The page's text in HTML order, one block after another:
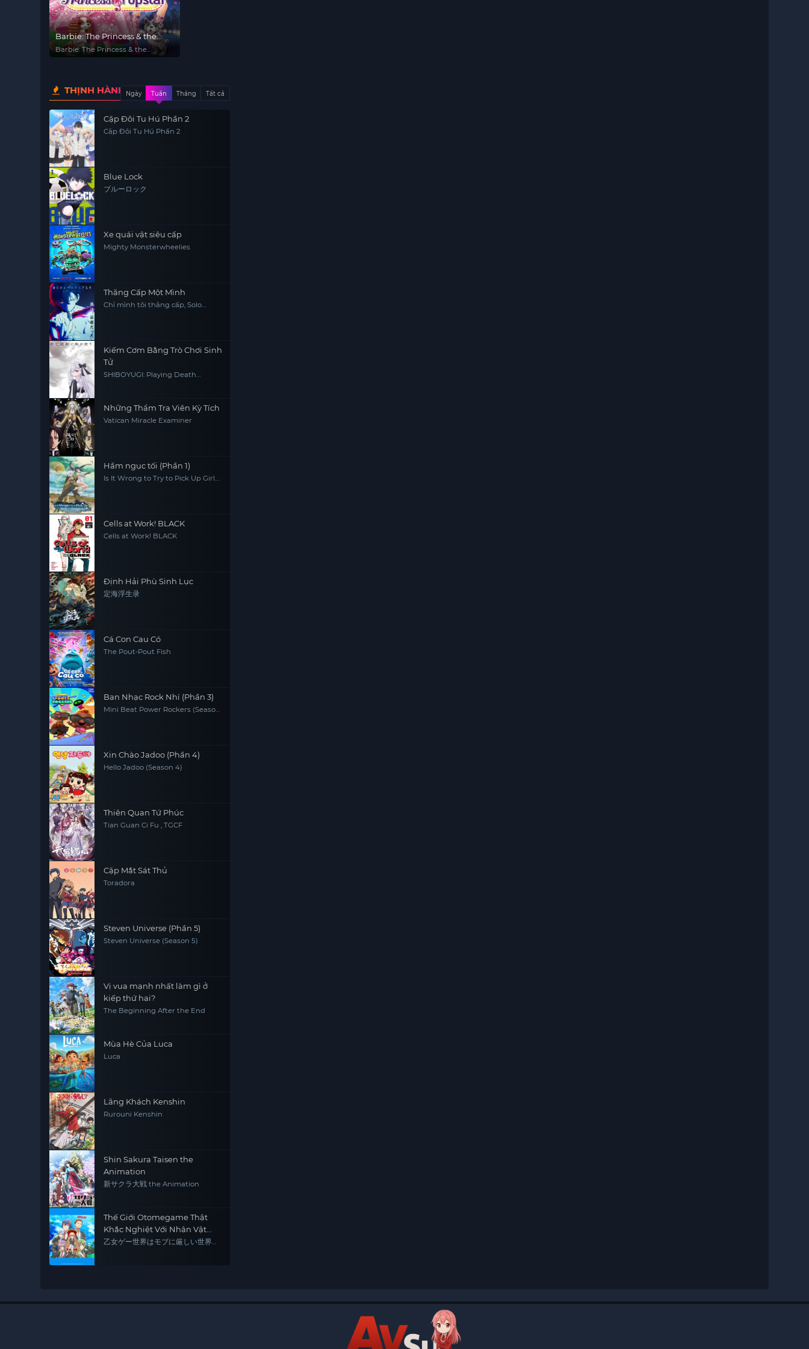
Barbie: The Princess & the
Popstar
Barbie: The Princess & the
THỊNH HÀNHNgày Tuần Tháng Tất cả
Cặp Đôi Tu Hú Phần 2
Cặp Đôi Tu Hú Phần 2
Blue Lock
ブルーロック
Xe quái vật siêu cấp
Mighty Monsterwheelies
Thăng Cấp Một Mình
Chỉ mình tôi thăng cấp, Solo
Kiếm Cơm Bằng Trò Chơi Sinh
Tử
SHIBOYUGI: Playing Death
Những Thẩm Tra Viên Kỳ Tích
Vatican Miracle Examiner
Hầm ngục tối (Phần 1)
Is It Wrong to Try to Pick Up Girls
Cells at Work! BLACK
Cells at Work! BLACK
Định Hải Phù Sinh Lục
定海浮生录
Cá Con Cau Có
The Pout-Pout Fish
Ban Nhạc Rock Nhí (Phần 3)
Mini Beat Power Rockers (Season
Xin Chào Jadoo (Phần 4)
Hello Jadoo (Season 4)
Thiên Quan Tứ Phúc
Tian Guan Ci Fu , TGCF
Cặp Mắt Sát Thủ
Toradora
Steven Universe (Phần 5)
Steven Universe (Season 5)
Vị vua mạnh nhất làm gì ở
kiếp thứ hai?
The Beginning After the End
Mùa Hè Của Luca
Luca
Lãng Khách Kenshin
Rurouni Kenshin
Shin Sakura Taisen the
Animation
新サクラ大戦 the Animation
Thế Giới Otomegame Thật
Khắc Nghiệt Với Nhân Vật
Quần Chúng
乙女ゲー世界はモブに厳しい世界で